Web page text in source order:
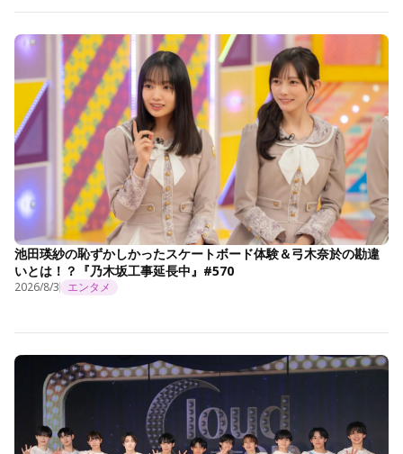
池田瑛紗の恥ずかしかったスケートボード体験＆弓木奈於の勘違
いとは！？『乃木坂工事延長中』#570
2026/8/3 エンタメ